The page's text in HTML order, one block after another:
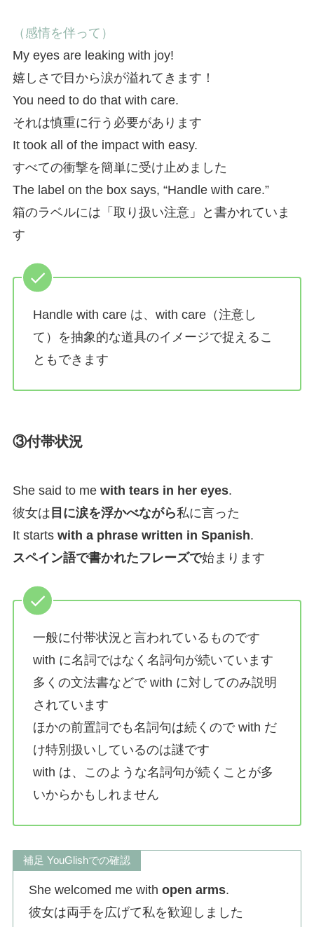
（感情を伴って）
My eyes are leaking with joy!
嬉しさで目から涙が溢れてきます！
You need to do that with care.
それは慎重に行う必要があります
It took all of the impact with easy.
すべての衝撃を簡単に受け止めました
The label on the box says, “Handle with care.”
箱のラベルには「取り扱い注意」と書かれていま
す
Handle with care は、with care（注意し
て）を抽象的な道具のイメージで捉えるこ
ともできます
③付帯状況
She said to me with tears in her eyes.
彼女は 目に涙を浮かべながら私に言った
It starts with a phrase written in Spanish.
スペイン語で書かれたフレーズで始まります
一般に付帯状況と言われているものです
with に名詞ではなく名詞句が続いています
多くの文法書などで with に対してのみ説明
されています
ほかの前置詞でも名詞句は続くので with だ
け特別扱いしているのは謎です
with は、このような名詞句が続くことが多
いからかもしれません
補足 YouGlishでの確認
She welcomed me withopen arms.
彼女は両手を広げて私を歓迎しました